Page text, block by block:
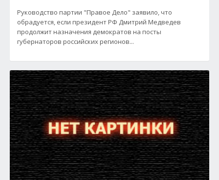
Руководство партии "Правое Дело" заявило, что
обрадуется, если президент РФ Дмитрий Медведев
продолжит назначения демократов на посты
губернаторов российских регионов...